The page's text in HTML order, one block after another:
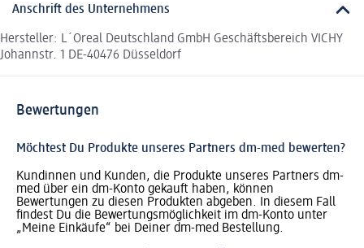
Anschrift des Unternehmens
Hersteller: L´Oreal Deutschland GmbH Geschäftsbereich VICHY
Johannstr. 1 DE-40476 Düsseldorf
Bewertungen
Möchtest Du Produkte unseres Partners dm-med bewerten?
Kundinnen und Kunden, die Produkte unseres Partners dm-
med über ein dm-Konto gekauft haben, können
Bewertungen zu diesen Produkten abgeben. In diesem Fall
findest Du die Bewertungsmöglichkeit im dm-Konto unter
„Meine Einkäufe“ bei Deiner dm-med Bestellung.